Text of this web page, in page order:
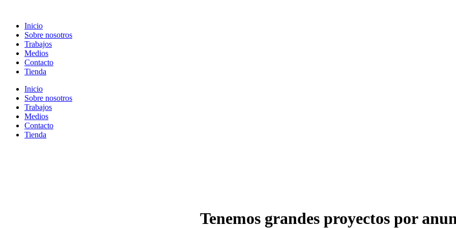
contenido
Inicio
Sobre nosotros
Trabajos
Medios
Contacto
Tienda
Inicio
Sobre nosotros
Trabajos
Medios
Contacto
Tienda
Tenemos grandes proyectos por